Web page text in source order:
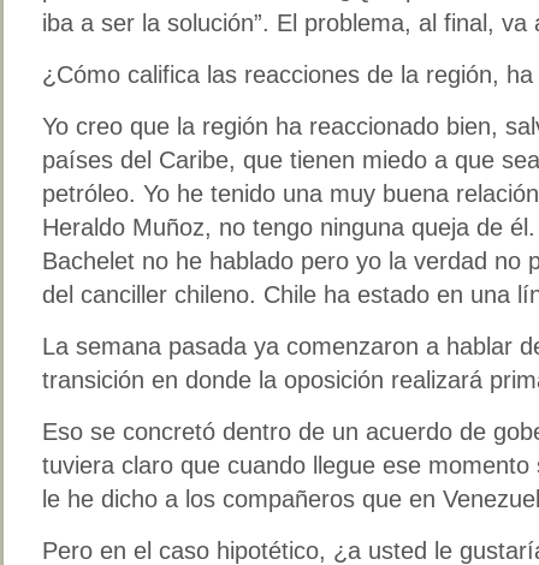
iba a ser la solución”. El problema, al final,
¿Cómo califica las reacciones de la región,
Yo creo que la región ha reaccionado bien,
países del Caribe, que tienen miedo a que
petróleo. Yo he tenido una muy buena
Heraldo Muñoz, no tengo ninguna queja de
Bachelet no he hablado pero yo la verdad no
del canciller chileno. Chile ha estado en una
La semana pasada ya comenzaron a hablar
transición en donde la oposición realizará
Eso se concretó dentro de un acuerdo de
tuviera claro que cuando llegue ese
le he dicho a los compañeros que en
Pero en el caso hipotético, ¿a usted le